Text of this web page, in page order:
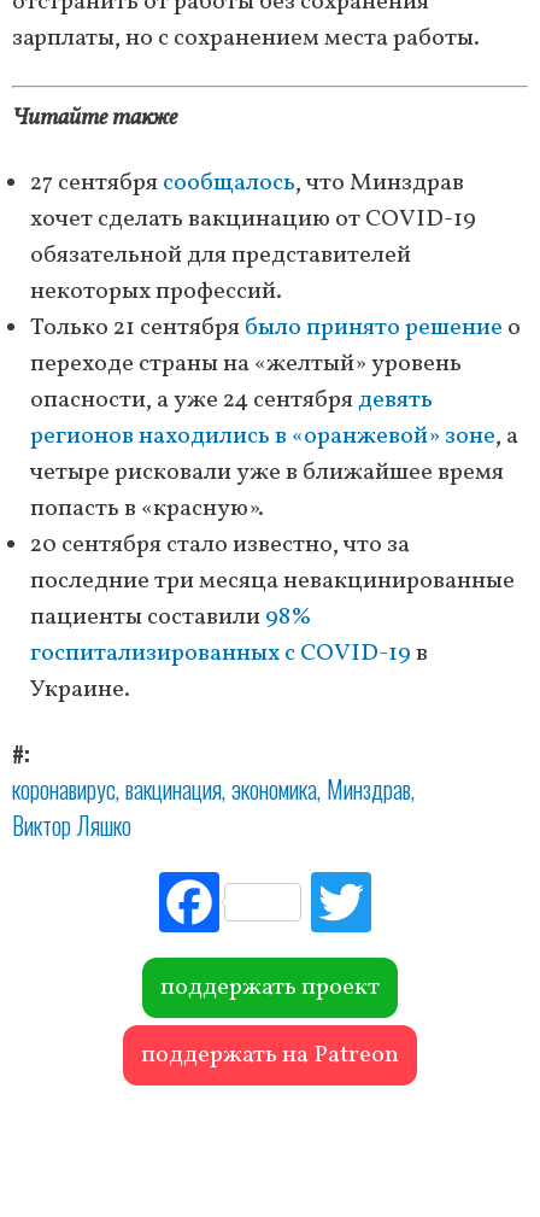
зарплаты, но с сохранением места работы.
Читайте также
27 сентябрясообщалось, что Минздрав
хочет сделать вакцинацию от COVID-19
обязательной для представителей
некоторых профессий.
Только 21 сентябрябыло принято решение о
переходе страны на «желтый» уровень
опасности, а уже 24 сентябрядевять
регионов находились в «оранжевой» зоне, а
четыре рисковали уже в ближайшее время
попасть в «красную».
20 сентября стало известно, что за
последние три месяца невакцинированные
пациенты составили98%
госпитализированных с COVID-19в
Украине.
#
коронавирус вакцинация экономика Минздрав
Виктор Ляшко
Fac
ebo
ok r
поддержать проект
поддержать на Patreon